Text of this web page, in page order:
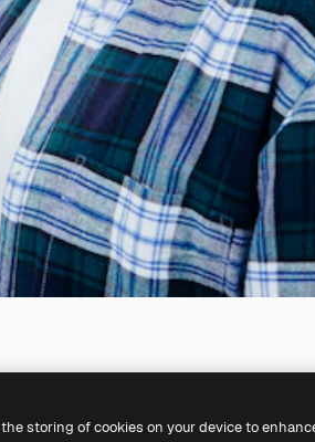
storing of cookies on your device to